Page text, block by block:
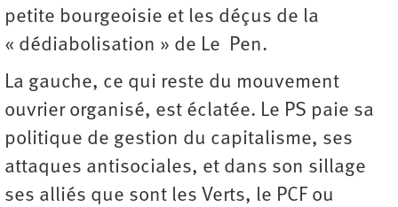
petite bourgeoisie et les déçus de la
« dédiabolisation » de Le Pen.
La gauche, ce qui reste du mouvement
ouvrier organisé, est éclatée. Le PS paie sa
politique de gestion du capitalisme, ses
attaques antisociales, et dans son sillage
ses alliés que sont les Verts, le PCF ou